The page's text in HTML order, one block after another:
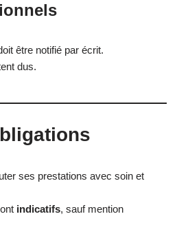
être notifié par écrit.
dus.
ses prestations avec soin et
indicatifs, sauf mention